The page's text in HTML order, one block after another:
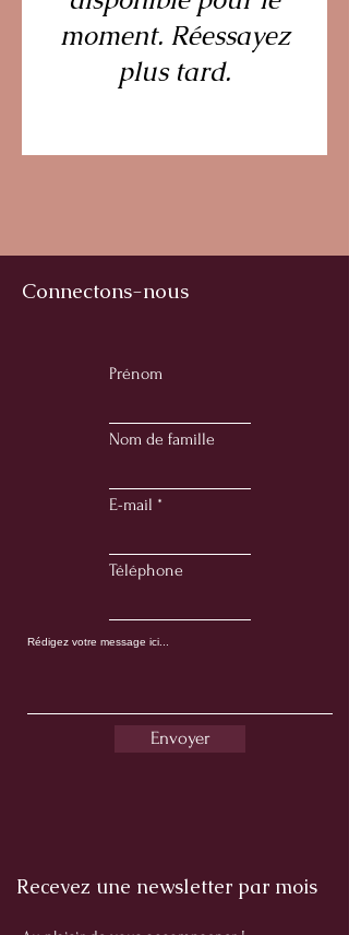
moment. Réessayez
plus tard.
Connectons-nous
Prénom
Nom de famille
E-mail
Téléphone
Envoyer
Recevez une newsletter par mois